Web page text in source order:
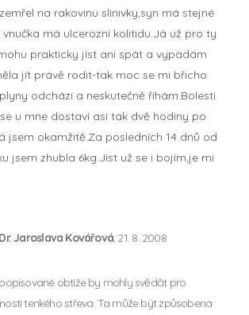
na rakovinu slinivky,syn má stejné
má ulcerozní kolitidu.Já už pro ty
prakticky jíst ani spát a vypadám
jít právě rodit-tak moc se mi břicho
odchází a neskutečně říhám.Bolesti
u mne dostaví asi tak dvě hodiny po
jsem okamžitě.Za posledních 14 dnů od
jsem zhubla 6kg.Jíst už se i bojím,je mi
Jaroslava Kovářová, 21. 8. 2008
obtíže by mohly svědčit pro
tenkého střeva. Ta může být způsobena